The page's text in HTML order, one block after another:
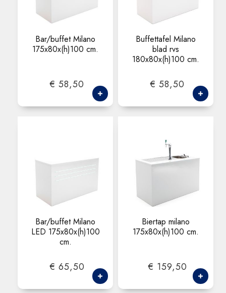
Bar/buffet Milano
175x80x(h)100 cm.
€ 58,50
Buffettafel Milano
blad rvs
180x80x(h)100 cm.
€ 58,50
Bar/buffet Milano
LED 175x80x(h)100
cm.
€ 65,50
Biertap milano
175x80x(h)100 cm.
€ 159,50